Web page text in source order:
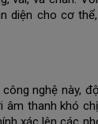
diện cho cơ
nghệ này,
âm thanh khó